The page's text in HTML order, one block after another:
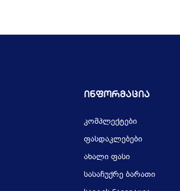
Ინფორმაცია
კომპლექტები
ფასდაკლებები
ახალი ფასი
სასაჩუქრე ბარათი